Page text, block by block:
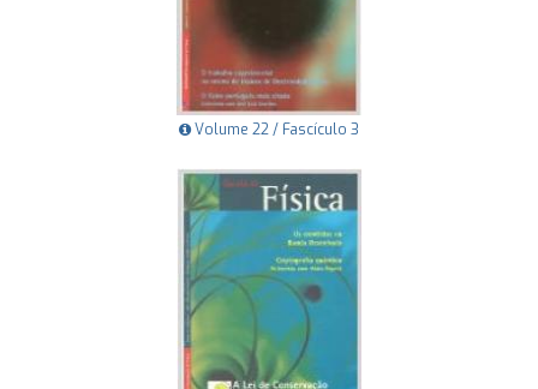
Volume 22 / Fascículo 3